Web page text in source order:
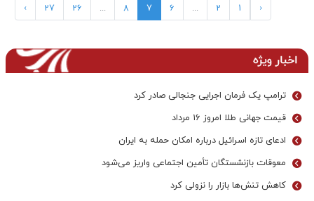
‹
1
2
...
6
7
8
...
26
27
›
اخبار ویژه
ترامپ یک فرمان اجرایی جنجالی صادر کرد
قیمت جهانی طلا امروز ۱۶ مرداد
ادعای تازه اسرائیل درباره امکان حمله به ایران
معوقات بازنشستگان تأمین اجتماعی واریز می‌شود
کاهش تنش‌ها بازار را نزولی کرد